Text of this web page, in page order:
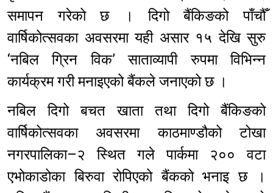
समापन गरेको छ । दिगो बैंकिङको पाँचौँ
वार्षिकोत्सवका अवसरमा यही असार १५ देखि सुरु
‘नबिल ग्रिन विक’ साताव्यापी रुपमा विभिन्न
कार्यक्रम गरी मनाइएको बैंकले जनाएको छ ।
नबिल दिगो बचत खाता तथा दिगो बैंकिङको
वार्षिकोत्सवका अवसरमा काठमाण्डौको टोखा
नगरपालिका–२ स्थित गले पार्कमा २०० वटा
एभोकाडोका बिरुवा रोपिएको बैंकको भनाइ छ ।